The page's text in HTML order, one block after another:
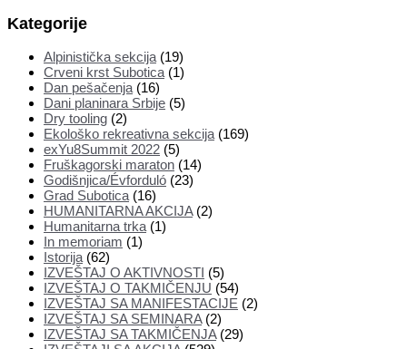
Kategorije
Alpinistička sekcija(19)
Crveni krst Subotica(1)
Dan pešačenja(16)
Dani planinara Srbije (5)
Dry tooling (2)
Ekološko rekreativna sekcija(169)
exYu8Summit 2022 (5)
Fruškagorski maraton (14)
Godišnjica/Évforduló (23)
Grad Subotica(16)
HUMANITARNA AKCIJA(2)
Humanitarna trka(1)
In memoriam (1)
Istorija(62)
IZVEŠTAJ O AKTIVNOSTI (5)
IZVEŠTAJ O TAKMIČENJU (54)
IZVEŠTAJ SA MANIFESTACIJE (2)
IZVEŠTAJ SA SEMINARA(2)
IZVEŠTAJ SA TAKMIČENJA(29)